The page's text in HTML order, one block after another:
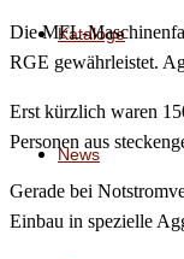
Kataloge
News
Die MFL-
RGE gewährleistet.
Erst kürzlich waren
Personen aus
Gerade bei
Einbau in spezielle